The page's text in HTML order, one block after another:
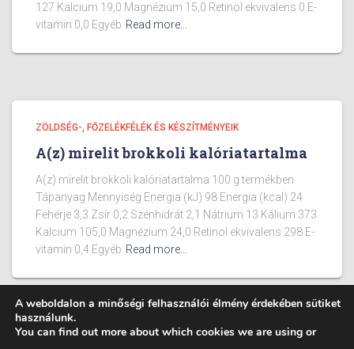
127 Kalcium 19,0 Magnézium 15,0 Retinol ekvivalens 0 E-
vitamin 0,0 Egyéb Read more…
ZÖLDSÉG-, FŐZELÉKFÉLÉK ÉS KÉSZÍTMÉNYEIK
A(z) mirelit brokkoli kalóriatartalma
A(z) mirelit brokkoli kalóriatartalma 100 g termékben
Tápanyag Mennyiség Energia (kJ) 98 Energia (kcal) 24
Fehérje 3,3 Zsír 0,2 Szénhidrát 2,1 Nátrium 13 Kálium 373
Kalcium 105,0 Magnézium 24,0 Retinol ekvivalens 298 E-
vitamin 0,4 Egyéb Read more…
A weboldalon a minőségi felhasználói élmény érdekében sütiket
használunk.
You can find out more about which cookies we are using or